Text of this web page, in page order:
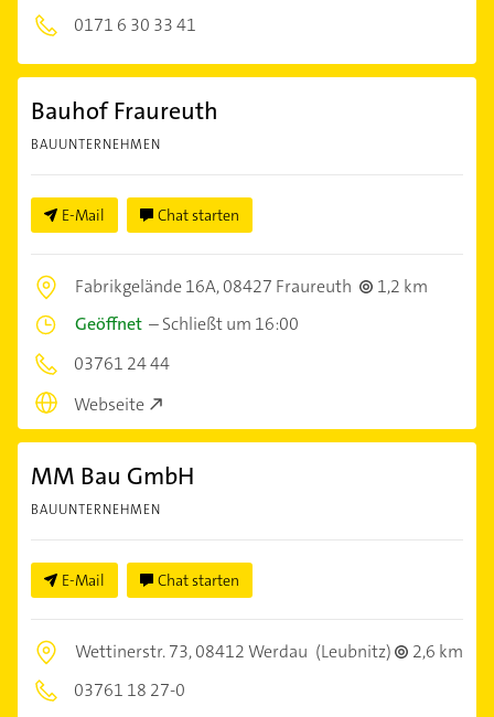
0171 6 30 33 41
Bauhof Fraureuth
BAUUNTERNEHMEN
E-Mail Chat starten
Fabrikgelände 16A,08427 Fraureuth
1,2 km
Geöffnet –Schließt um 16:00
03761 24 44
Webseite
MM Bau GmbH
BAUUNTERNEHMEN
E-Mail Chat starten
Wettinerstr. 73,08412 Werdau (Leubnitz)
2,6 km
03761 18 27-0